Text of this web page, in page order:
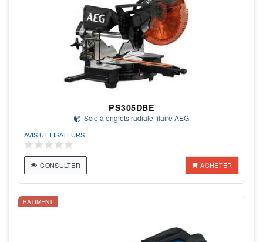
PS305DBE
Scie à onglets radiale filaire AEG
AVIS UTILISATEURS
CONSULTER ACHETER
BÂTIMENT